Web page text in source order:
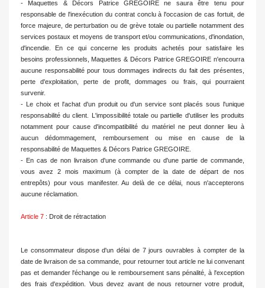
- Maquettes & Décors Patrice GREGOIRE ne saura être tenu pour
responsable de l'inexécution du contrat conclu à l'occasion de cas fortuit, de
force majeure, de perturbation ou de grève totale ou partielle notamment des
services postaux et moyens de transport et/ou communications, d'inondation,
d'incendie. En ce qui concerne les produits achetés pour satisfaire les
besoins professionnels, Maquettes & Décors Patrice GREGOIRE n'encourra
aucune responsabilité pour tous dommages indirects du fait des présentes,
perte d'exploitation, perte de profit, dommages ou frais, qui pourraient
survenir.
- Le choix et l'achat d'un produit ou d'un service sont placés sous l'unique
responsabilité du client. L'impossibilité totale ou partielle d'utiliser les produits
notamment pour cause d'incompatibilité du matériel ne peut donner lieu à
aucun dédommagement, remboursement ou mise en cause de la
responsabilité de Maquettes & Décors Patrice GREGOIRE.
- En cas de non livraison d'une commande ou d'une partie de commande,
vous avez 2 mois maximum (à compter de la date de départ de nos
entrepôts) pour vous manifester. Au delà de ce délai, nous n'accepterons
aucune réclamation.
Article 7 : Droit de rétractation
Le consommateur dispose d'un délai de 7 jours ouvrables à compter de la
date de livraison de sa commande, pour retourner tout article ne lui convenant
pas et demander l'échange ou le remboursement sans pénalité, à l'exception
des frais d'expédition. Vous devez avant de nous retourner votre produit,